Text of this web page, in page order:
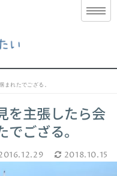
まれたでござる。
を主張したら会
ござる。
2018.10.15